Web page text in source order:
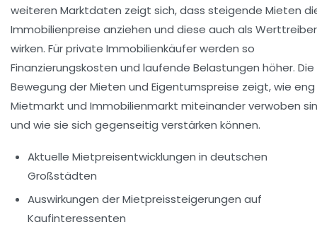
weiteren Marktdaten zeigt sich, dass steigende Mieten
Immobilienpreise anziehen und diese auch als Werttreiber
wirken. Für private Immobilienkäufer werden so
Finanzierungskosten und laufende Belastungen höher. Die
Bewegung der Mieten und Eigentumspreise zeigt, wie eng
Mietmarkt und Immobilienmarkt miteinander verwoben
und wie sie sich gegenseitig verstärken können.
Aktuelle Mietpreisentwicklungen in deutschen
Großstädten
Auswirkungen der Mietpreissteigerungen auf
Kaufinteressenten